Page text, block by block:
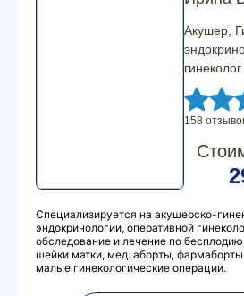
Акушер,
гинеколог
158
Специализируется на акушерско-
эндокринологии, оперативной
обследование и лечение по
шейки матки, мед. аборты,
малые гинекологические операции.